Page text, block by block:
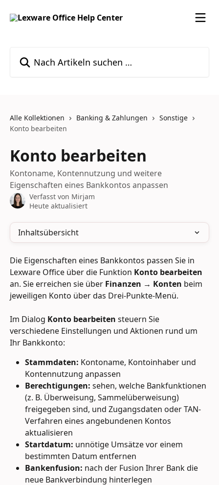
Alle Kollektionen Banking & Zahlungen
Sonstige
Konto bearbeiten
Konto bearbeiten
Kontoname, Kontennutzung und weitere
Eigenschaften eines Bankkontos anpassen
Verfasst von Mirjam
Heute aktualisiert
Inhaltsübersicht
Die Eigenschaften eines Bankkontos passen Sie in
Lexware Office über die Funktion Konto bearbeiten
an. Sie erreichen sie über Finanzen → Konten beim
jeweiligen Konto über das Drei-Punkte-Menü.
Im Dialog Konto bearbeiten steuern Sie
verschiedene Einstellungen und Aktionen rund um
Ihr Bankkonto:
Stammdaten: Kontoname, Kontoinhaber und
Kontennutzung anpassen
Berechtigungen: sehen, welche Bankfunktionen
(z. B. Überweisung, Sammelüberweisung)
freigegeben sind, und Zugangsdaten oder TAN-
Verfahren eines angebundenen Kontos
aktualisieren
Startdatum: unnötige Umsätze vor einem
bestimmten Datum entfernen
Bankenfusion: nach der Fusion Ihrer Bank die
neue Bankverbindung hinterlegen